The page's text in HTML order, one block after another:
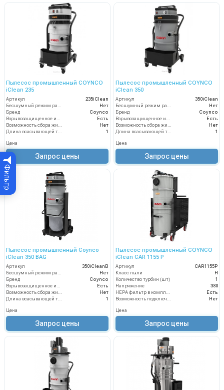
Фильтр
Пылесос промышленный COYNCO
iClean 235
Артикул
235iClean
Бесшумный режим работы
Нет
Бренд
Coynco
Взрывозащищенное исполнение
Есть
Возможность сбора жидкой грязи
Нет
Длина всасывающей трубки
1
Цена
Запрос цены
Пылесос промышленный COYNCO
iClean 350
Артикул
350iClean
Бесшумный режим работы
Нет
Бренд
Coynco
Взрывозащищенное исполнение
Есть
Возможность сбора жидкой грязи
Нет
Длина всасывающей трубки
1
Цена
Запрос цены
Пылесос промышленный Coynco
iClean 350 BAG
Артикул
350iCleanB
Нет
Бренд
Coynco
Есть
Нет
1
Цена
Запрос цены
Пылесос промышленный COYNCO
iClean CAR 1155 P
Артикул
CAR1155P
Класс пыли
H
Количество турбин (шт)
1
Напряжение
380
Есть
Нет
Цена
Запрос цены